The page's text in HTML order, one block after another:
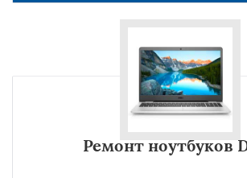
Ремонт ноутбуков